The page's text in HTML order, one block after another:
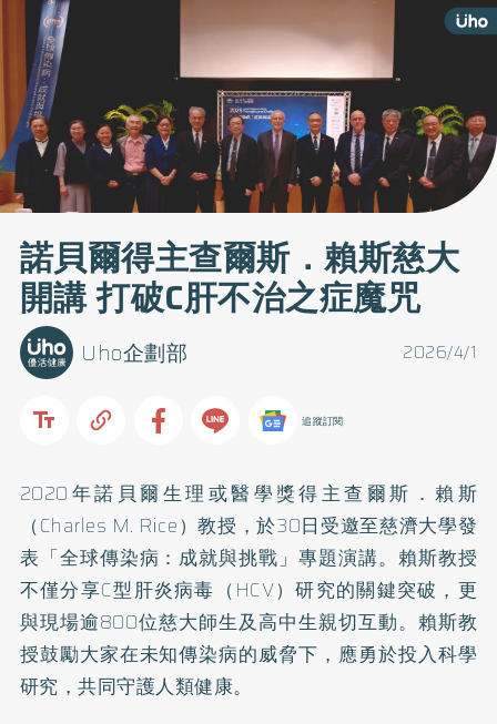
諾貝爾得主查爾斯．賴斯慈大
開講 打破C肝不治之症魔咒
2026/4/1
Uho企劃部
追蹤訂閱
2020年諾貝爾生理或醫學獎得主查爾斯．賴斯
（Charles M. Rice）教授，於30日受邀至慈濟大學發
表「全球傳染病：成就與挑戰」專題演講。賴斯教授
不僅分享C型肝炎病毒（HCV）研究的關鍵突破，更
與現場逾800位慈大師生及高中生親切互動。賴斯教
授鼓勵大家在未知傳染病的威脅下，應勇於投入科學
研究，共同守護人類健康。